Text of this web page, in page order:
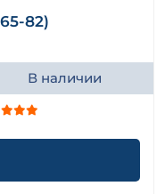
82)
В наличии